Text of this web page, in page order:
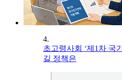
4.
초고령사회 ‘제1차 국
길 정책은